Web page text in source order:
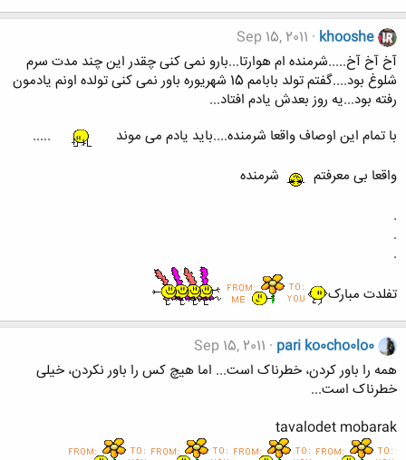
khooshe
Sep 15, 2011
آخ آخ آخ.....شرمنده ام هوارتا...بارو نمی کنی چقدر این چند مدت سرم
شلوغ بود....گفتم تولد بابامم 15 شهریوره باور نمی کنی تولده اونم یادمون
رفته بود...یه روز بعدش یادم افتاد...
با تمام این اوصاف واقعا شرمنده....باید یادم می موند
.....
واقعا بی معرفتم
شرمنده
.
.
.
تفلدت مبارک
pari ko0cho0lo0
Sep 15, 2011
همه را باور کردن، خطرناک است... اما هیچ کس را باور نکردن، خیلی
خطرناک است...
tavalodet mobarak